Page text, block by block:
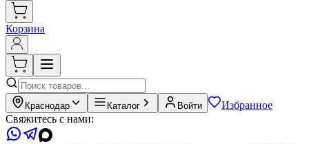
Корзина
Краснодар Каталог Войти
Избранное
Свяжитесь с нами: